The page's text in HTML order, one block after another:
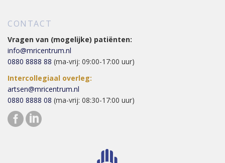
CONTACT
Vragen van (mogelijke) patiënten:
info@mricentrum.nl
0880 8888 88 (ma-vrij: 09:00-17:00 uur)
Intercollegiaal overleg:
artsen@mricentrum.nl
0880 8888 08 (ma-vrij: 08:30-17:00 uur)